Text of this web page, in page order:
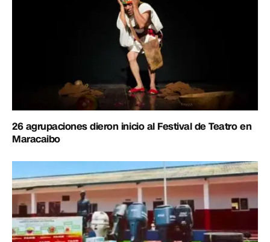
26 agrupaciones dieron inicio al Festival de Teatro en
Maracaibo